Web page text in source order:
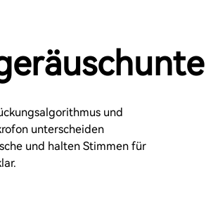
und
unterscheiden
und halten Stimmen für